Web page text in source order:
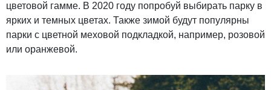
цветовой гамме. В 2020 году попробуй выбирать парку в
ярких и темных цветах. Также зимой будут популярны
парки с цветной меховой подкладкой, например, розовой
или оранжевой.